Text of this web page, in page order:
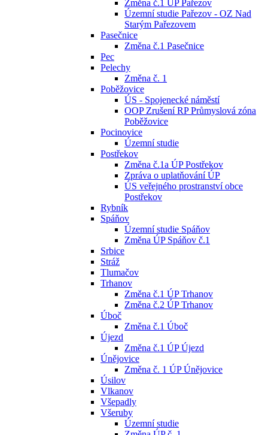
Změna č.1 ÚP Pařezov
Územní studie Pařezov - OZ Nad
Starým Pařezovem
Pasečnice
Změna č.1 Pasečnice
Pec
Pelechy
Změna č. 1
Poběžovice
ÚS - Spojenecké náměstí
OOP Zrušení RP Průmyslová zóna
Poběžovice
Pocinovice
Územní studie
Postřekov
Změna č.1a ÚP Postřekov
Zpráva o uplatňování ÚP
ÚS veřejného prostranství obce
Postřekov
Rybník
Spáňov
Územní studie Spáňov
Změna ÚP Spáňov č.1
Srbice
Stráž
Tlumačov
Trhanov
Změna č.1 ÚP Trhanov
Změna č.2 ÚP Trhanov
Úboč
Změna č.1 Úboč
Újezd
Změna č.1 ÚP Újezd
Únějovice
Změna č. 1 ÚP Únějovice
Úsilov
Vlkanov
Všepadly
Všeruby
Územní studie